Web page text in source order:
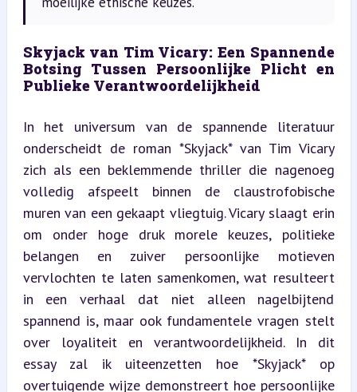
Skyjack van Tim Vicary: Een Spannende
Botsing Tussen Persoonlijke Plicht en
Publieke Verantwoordelijkheid
In het universum van de spannende literatuur
onderscheidt de roman *Skyjack* van Tim Vicary
zich als een beklemmende thriller die nagenoeg
volledig afspeelt binnen de claustrofobische
muren van een gekaapt vliegtuig. Vicary slaagt erin
om onder hoge druk morele keuzes, politieke
belangen en zuiver persoonlijke motieven
vervlochten te laten samenkomen, wat resulteert
in een verhaal dat niet alleen nagelbijtend
spannend is, maar ook fundamentele vragen stelt
over loyaliteit en verantwoordelijkheid. In dit
essay zal ik uiteenzetten hoe *Skyjack* op
overtuigende wijze demonstreert hoe persoonlijke